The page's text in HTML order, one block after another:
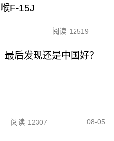
F-15J
阅读 12519
后发现还是中国好？
阅读 12307 08-05